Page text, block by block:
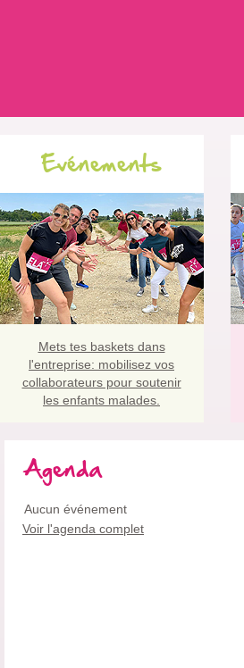
Evénements
Mets tes baskets dans
l'entreprise: mobilisez vos
collaborateurs pour soutenir
les enfants malades.
Agenda
Aucun événement
Voir l'agenda complet